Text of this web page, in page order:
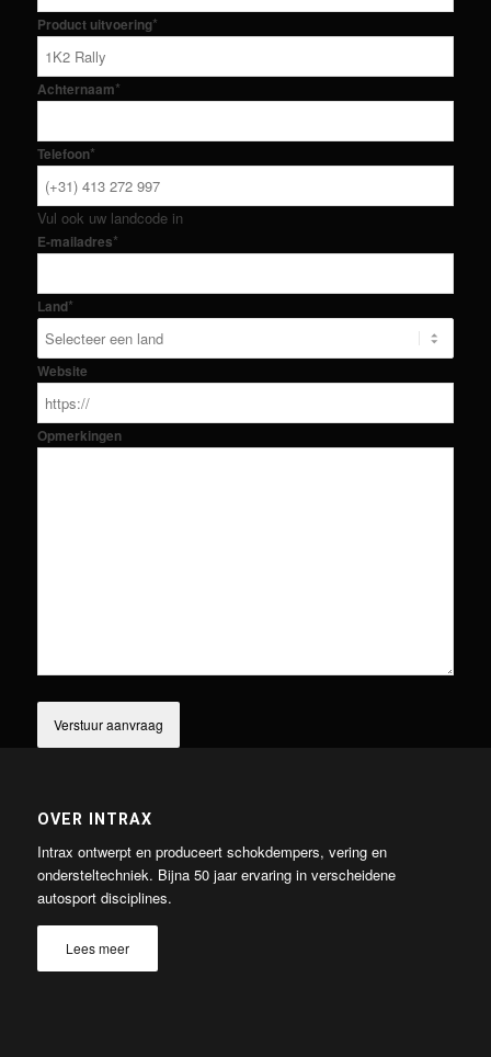
Product uitvoering*
Achternaam*
Telefoon*
Vul ook uw landcode in
E-mailadres*
Land*
Website
Opmerkingen
OVER INTRAX
Intrax ontwerpt en produceert schokdempers, vering en
ondersteltechniek. Bijna 50 jaar ervaring in verscheidene
autosport disciplines.
Lees meer